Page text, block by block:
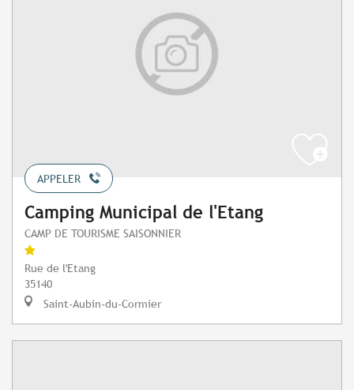
APPELER
Camping Municipal de l'Etang
CAMP DE TOURISME SAISONNIER
Rue de l'Etang
35140
Saint-Aubin-du-Cormier